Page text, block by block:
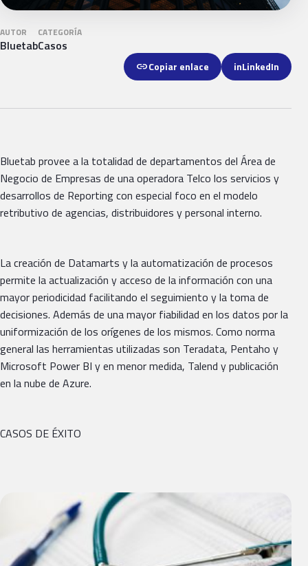
AUTOR
Bluetab
CATEGORÍA
Casos
linkCopiar enlace inLinkedIn
Bluetab provee a la totalidad de departamentos del Área de
Negocio de Empresas de una operadora Telco los servicios y
desarrollos de Reporting con especial foco en el modelo
retributivo de agencias, distribuidores y personal interno.
La creación de Datamarts y la automatización de procesos
permite la actualización y acceso de la información con una
mayor periodicidad facilitando el seguimiento y la toma de
decisiones. Además de una mayor fiabilidad en los datos por la
uniformización de los orígenes de los mismos. Como norma
general las herramientas utilizadas son Teradata, Pentaho y
Microsoft Power BI y en menor medida, Talend y publicación
en la nube de Azure.
CASOS DE ÉXITO